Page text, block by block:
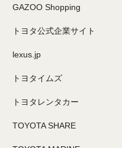
GAZOO Shopping
トヨタ公式企業サイト
lexus.jp
トヨタイムズ
トヨタレンタカー
TOYOTA SHARE